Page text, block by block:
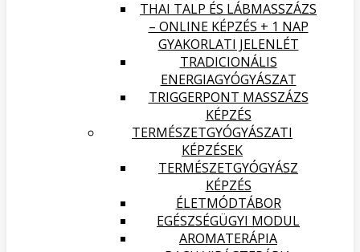
THAI TALP ÉS LÁBMASSZÁZS
– ONLINE KÉPZÉS + 1 NAP
GYAKORLATI JELENLÉT
TRADICIONÁLIS
ENERGIAGYÓGYÁSZAT
TRIGGERPONT MASSZÁZS
KÉPZÉS
TERMÉSZETGYÓGYÁSZATI
KÉPZÉSEK
TERMÉSZETGYÓGYÁSZ
KÉPZÉS
ÉLETMÓDTÁBOR
EGÉSZSÉGÜGYI MODUL
AROMATERÁPIA